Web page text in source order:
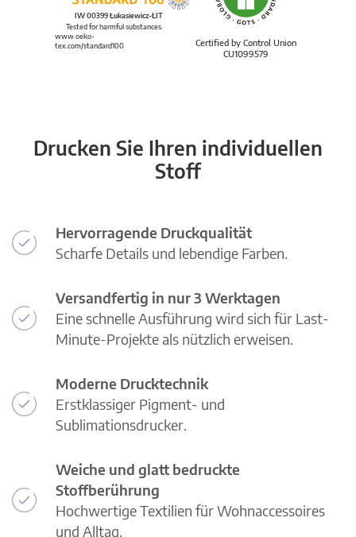
Certified by Control Union
CU1099579
IW 00399 Łukasiewicz-ŁIT
Tested for harmful substances.
www.oeko-
tex.com/standard100
Drucken Sie Ihren individuellen
Stoff
Hervorragende Druckqualität
Scharfe Details und lebendige Farben.
Versandfertig in nur 3 Werktagen
Eine schnelle Ausführung wird sich für Last-
Minute-Projekte als nützlich erweisen.
Moderne Drucktechnik
Erstklassiger Pigment- und
Sublimationsdrucker.
Weiche und glatt bedruckte
Stoffberührung
Hochwertige Textilien für Wohnaccessoires
und Alltag.